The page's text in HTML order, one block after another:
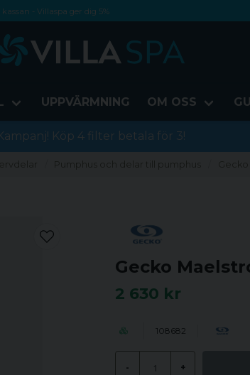
- Villaspa ger dig 5%
frakt från 1000 kr!
faktura eller kontokort
UPPVÄRMNING OM OSS
Köp 4 filter betala för 3!
Pumphus och delar till pumphus
Gecko
2 630 kr
108682
- +